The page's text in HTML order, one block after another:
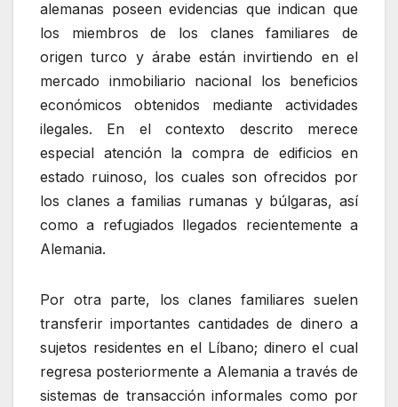
alemanas poseen evidencias que indican que
los miembros de los clanes familiares de
origen turco y árabe están invirtiendo en el
mercado inmobiliario nacional los beneficios
económicos obtenidos mediante actividades
ilegales. En el contexto descrito merece
especial atención la compra de edificios en
estado ruinoso, los cuales son ofrecidos por
los clanes a familias rumanas y búlgaras, así
como a refugiados llegados recientemente a
Alemania.
Por otra parte, los clanes familiares suelen
transferir importantes cantidades de dinero a
sujetos residentes en el Líbano; dinero el cual
regresa posteriormente a Alemania a través de
sistemas de transacción informales como por